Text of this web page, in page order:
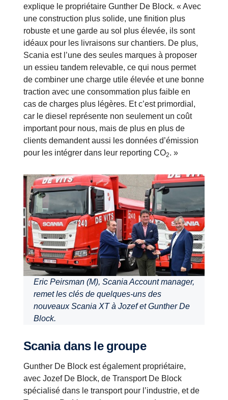
explique le propriétaire Gunther De Block. « Avec
une construction plus solide, une finition plus
robuste et une garde au sol plus élevée, ils sont
idéaux pour les livraisons sur chantiers. De plus,
Scania est l’une des seules marques à proposer
un essieu tandem relevable, ce qui nous permet
de combiner une charge utile élevée et une bonne
traction avec une consommation plus faible en
cas de charges plus légères. Et c’est primordial,
car le diesel représente non seulement un coût
important pour nous, mais de plus en plus de
clients demandent aussi les données d’émission
pour les intégrer dans leur reporting CO2. »
Eric Peirsman (M), Scania Account manager,
remet les clés de quelques-uns des
nouveaux Scania XT à Jozef et Gunther De
Block.
Scania dans le groupe
Gunther De Block est également propriétaire,
avec Jozef De Block, de Transport De Block
spécialisé dans le transport pour l’industrie, et de